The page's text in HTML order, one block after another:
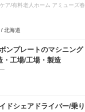
ア/有料老人ホーム アミューズ春
北海道
ンプレートのマシニング
・工場/工場・製造
ドシェアドライバー/乗り